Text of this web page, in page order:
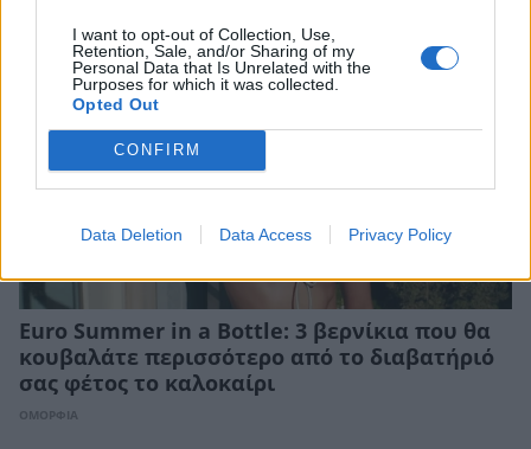
I want to opt-out of Collection, Use,
Retention, Sale, and/or Sharing of my
Personal Data that Is Unrelated with the
Purposes for which it was collected.
Opted Out
CONFIRM
Data Deletion Data Access Privacy Policy
Euro Summer in a Bottle: 3 βερνίκια που θα
κουβαλάτε περισσότερο από το διαβατήριό
σας φέτος το καλοκαίρι
ΟΜΟΡΦΙΑ